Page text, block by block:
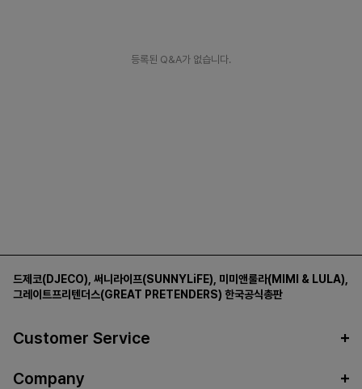
등록된 Q&A가 없습니다.
드제코(DJECO) 써니라이프(SUNNYLiFE) 미미앤룰라(MIMI & LULA)
그레이트프리텐더스(GREAT PRETENDERS) 한국공식총판
Customer Service
Company